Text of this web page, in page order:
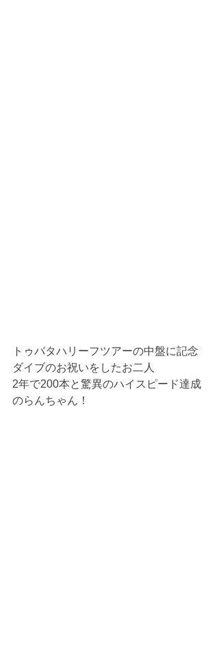
トゥバタハリーフツアーの中盤に記念
ダイブのお祝いをしたお二人
2年で200本と驚異のハイスピード達成
のらんちゃん！